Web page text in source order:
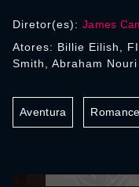
Diretor(es): James
Atores: Billie Eilish,
Smith, Abraham Nouri
Aventura Romance